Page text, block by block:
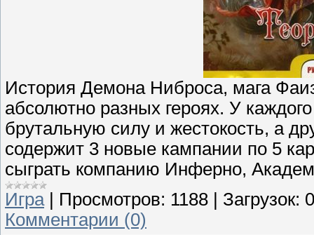
История Демона Ниброса, мага
абсолютно разных героях. У
брутальную силу и жестокость, а
содержит 3 новые кампании по 5
сыграть компанию Инферно,
Игра| Просмотров: 1188 Загрузок: 0
Комментарии (0)